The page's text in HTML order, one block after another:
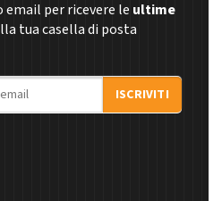
per ricevere le ultime
tua casella di posta
ISCRIVITI